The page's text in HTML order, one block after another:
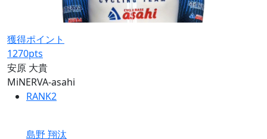
獲得ポイント
1270pts
安原 大貴
MiNERVA-asahi
RANK2
島野 翔汰